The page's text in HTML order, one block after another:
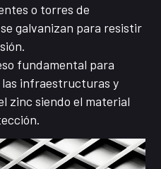
o torres de
galvanizan para resistir
fundamental para
infraestructuras y
zinc siendo el material